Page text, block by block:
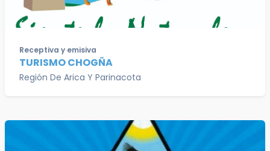
Receptiva y emisiva
TURISMO CHOGÑA
Región De Arica Y Parinacota